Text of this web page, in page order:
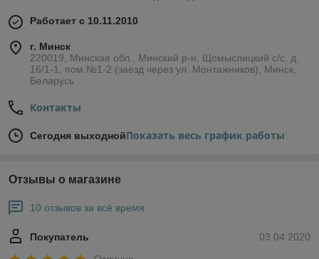
Работает с 10.11.2010
г. Минск
220019, Минская обл., Минский р-н, Щомыслицкий с/с, д.
16/1-1, пом.№1-2 (заезд через ул. Монтажников), Минск,
Беларусь
Контакты
Сегодня выходнойПоказать весь график работы
Отзывы о магазине
10 отзывов за всё время
03.04.2020
Покупатель